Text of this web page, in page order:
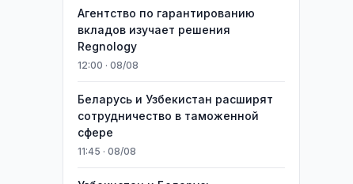
Агентство по гарантированию
вкладов изучает решения
Regnology
12:00 · 08/08
Беларусь и Узбекистан расширят
сотрудничество в таможенной
сфере
11:45 · 08/08